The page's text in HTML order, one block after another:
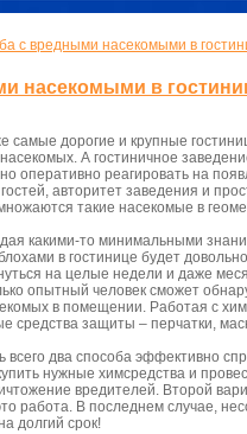
с вредными насекомыми в
насекомыми в
самые дорогие и крупные
насекомых. А гостиничное
оперативно реагировать на
авторитет заведения и
такие насекомые в
какими-то минимальными
в гостинице будет
на целые недели и даже
опытный человек сможет
в помещении. Работая с
средства защиты – перчатки,
два способа эффективно
нужные химсредства и
вредителей. Второй
работа. В последнем случае,
долгий срок!